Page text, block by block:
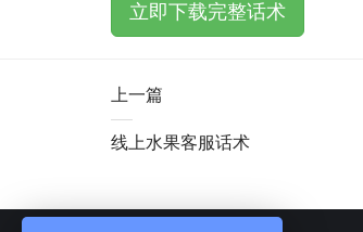
立即下载完整话术
上一篇
线上水果客服话术